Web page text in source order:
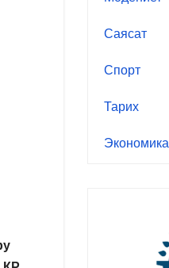
Саясат
Спорт
Тарих
Экономика